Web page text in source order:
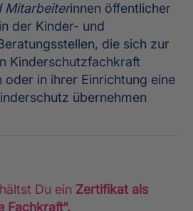
Mitarbeiterinnen öffentlicher
der Kinder- und
die sich zur
Kinderschutzfachkraft
oder in ihrer Einrichtung eine
übernehmen
Du ein Zertifikat als
Fachkraft“.